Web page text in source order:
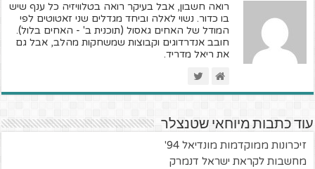
רואה חשבון, אבל בעיקר רואה בטלוויזיה כל ענף שיש
בו כדור. נשוי לאלה וביחד מגדלים שני זאטוטים לפי
המודל של האחים גאסול (תוכנית ב' - האחים בלול).
חובב אנדרדוגים וקבוצות שמשחקות מהלב, אבל גם
את ריאל מדריד.
עוד כתבות מיוחאי שטנצלר
זיכרונות ממוקדמות מונדיאל 94'
מחשבות לקראת ישראל דנמרק